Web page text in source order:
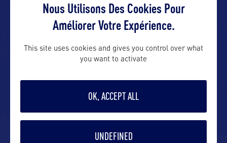
Adresse aux USA :
99 Kings Highway
Contact presse
Nous Utilisons Des Cookies Pour
Améliorer Votre Expérience.
This site uses cookies and gives you control over what
you want to activate
OK, ACCEPT ALL
UNDEFINED